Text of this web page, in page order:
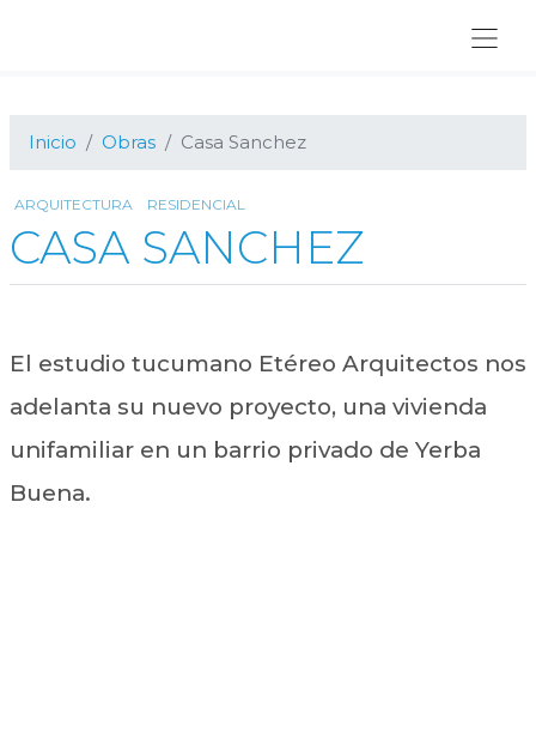
Inicio
Obras Casa Sanchez
ARQUITECTURA RESIDENCIAL
CASA SANCHEZ
El estudio tucumano Etéreo Arquitectos nos
adelanta su nuevo proyecto, una vivienda
unifamiliar en un barrio privado de Yerba
Buena.